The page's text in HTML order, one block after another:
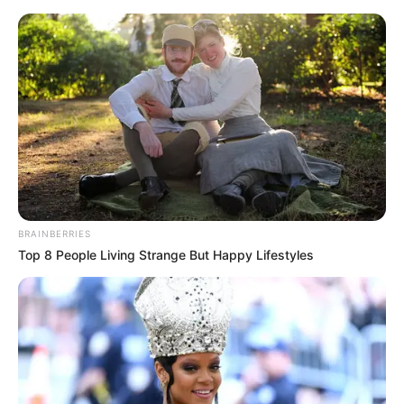
Acs e ACE > CONACS > Notícia
Convocação aos
Agentes Comunitários e de Endemias de todo o país.
BRAINBERRIES
Top 8 People Living Strange But Happy Lifestyles